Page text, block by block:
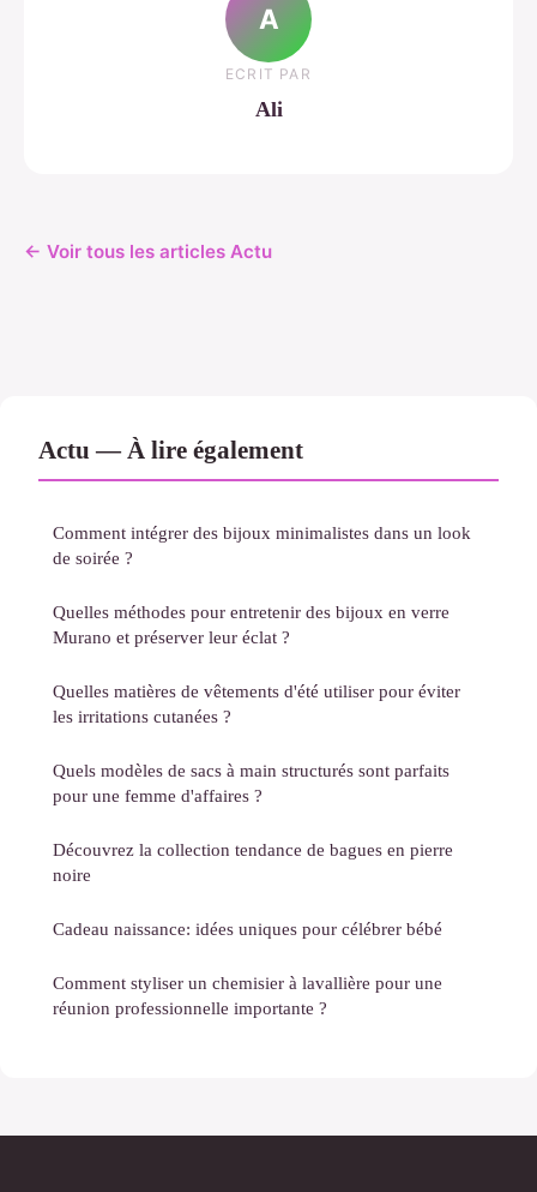
A
ECRIT PAR
Ali
← Voir tous les articles Actu
Actu — À lire également
Comment intégrer des bijoux minimalistes dans un look
de soirée ?
Quelles méthodes pour entretenir des bijoux en verre
Murano et préserver leur éclat ?
Quelles matières de vêtements d'été utiliser pour éviter
les irritations cutanées ?
Quels modèles de sacs à main structurés sont parfaits
pour une femme d'affaires ?
Découvrez la collection tendance de bagues en pierre
noire
Cadeau naissance: idées uniques pour célébrer bébé
Comment styliser un chemisier à lavallière pour une
réunion professionnelle importante ?